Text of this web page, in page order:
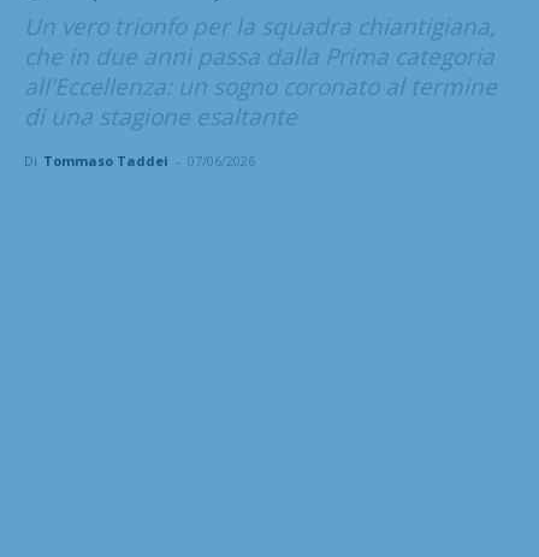
Un vero trionfo per la squadra chiantigiana,
che in due anni passa dalla Prima categoria
all'Eccellenza: un sogno coronato al termine
di una stagione esaltante
Di Tommaso Taddei - 07/06/2026